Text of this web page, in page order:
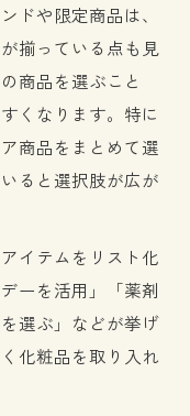
ドや限定商品は、
揃っている点も見
商品を選ぶこと
くなります。特に
商品をまとめて選
ると選択肢が広が
イテムをリスト化
ーを活用」「薬剤
選ぶ」などが挙げ
化粧品を取り入れ